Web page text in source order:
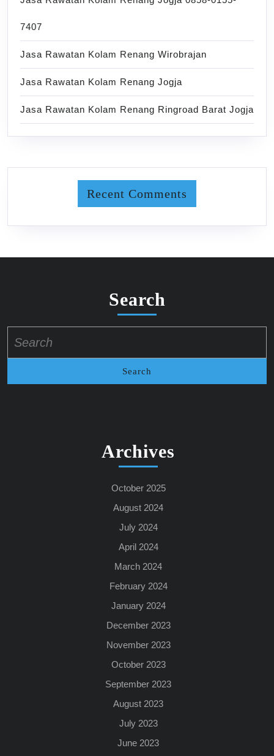
7407
Jasa Rawatan Kolam Renang Wirobrajan
Jasa Rawatan Kolam Renang Jogja
Jasa Rawatan Kolam Renang Ringroad Barat Jogja
Recent Comments
Search
for:
Archives
October 2025
August 2024
July 2024
April 2024
March 2024
February 2024
January 2024
December 2023
November 2023
October 2023
September 2023
August 2023
July 2023
June 2023